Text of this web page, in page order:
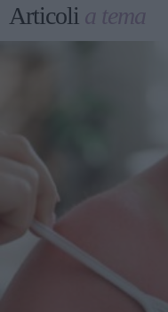
Articoli a tema